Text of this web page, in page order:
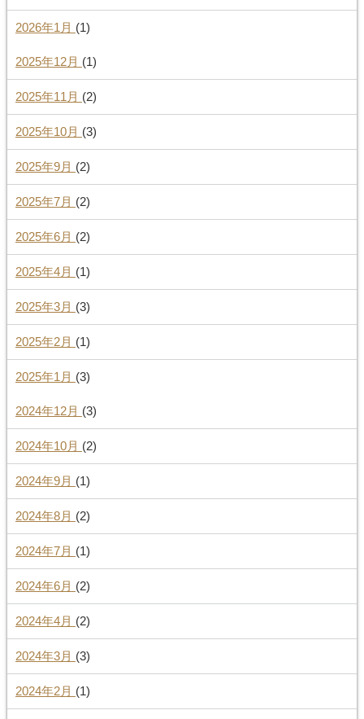
2026年1月 (1)
2025年12月 (1)
2025年11月 (2)
2025年10月 (3)
2025年9月 (2)
2025年7月 (2)
2025年6月 (2)
2025年4月 (1)
2025年3月 (3)
2025年2月 (1)
2025年1月 (3)
2024年12月 (3)
2024年10月 (2)
2024年9月 (1)
2024年8月 (2)
2024年7月 (1)
2024年6月 (2)
2024年4月 (2)
2024年3月 (3)
2024年2月 (1)